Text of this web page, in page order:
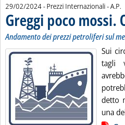
29/02/2024- Prezzi Internazionali -di:
A.P.
Greggi poco
Andamento dei prezzi petroliferi sul
Sui
tagli
detto
una